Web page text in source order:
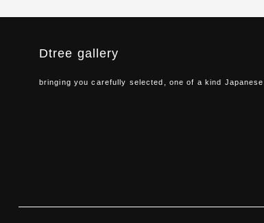
Dtree gallery
bringing you carefully selected, one of a kind